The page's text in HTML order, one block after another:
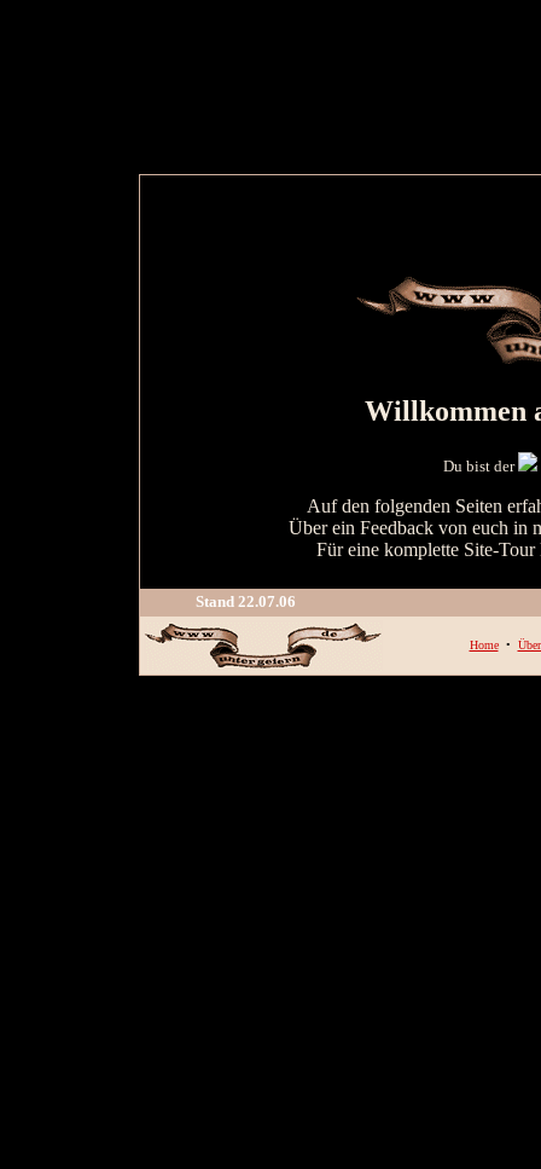
Willkommen
Du bist der
Auf den folgenden Seiten
Über ein Feedback von euch in
Für eine komplette Site-
Stand 22.07.06
Home•